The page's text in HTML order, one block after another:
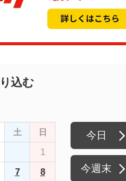
込む
土 日
1
7
8
今日
今週末